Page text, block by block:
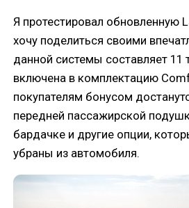
Я протестировал обновленную
хочу поделиться своими
данной системы составляет 11
включена в комплектацию
покупателям бонусом
передней пассажирской
бардачке и другие опции,
убраны из автомобиля.